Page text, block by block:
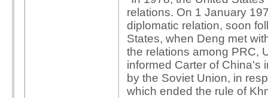
relations. On 1 January
diplomatic relation, soon
States, when Deng met
the relations among PRC,
informed Carter of China's
by the Soviet Union, in
which ended the rule of